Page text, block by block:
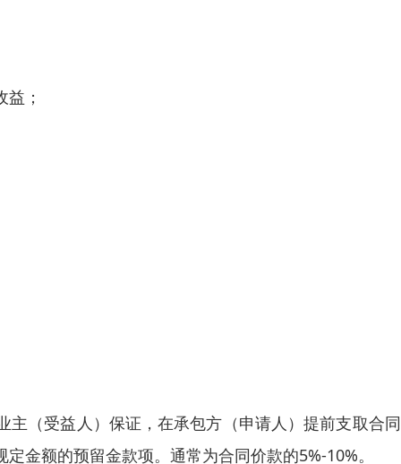
；
（受益人）保证，在承包方（申请人）提前支取合
金额的预留金款项。通常为合同价款的5%-10%。